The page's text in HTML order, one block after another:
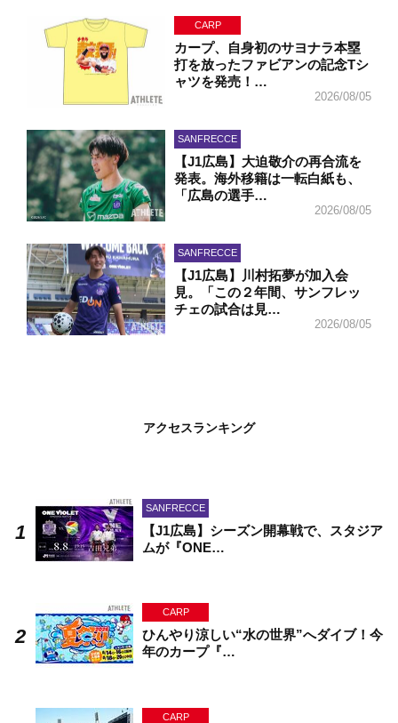
CARP
カープ、自身初のサヨナラ本塁
打を放ったファビアンの記念Tシ
ャツを発売！…
2026/08/05
SANFRECCE
【J1広島】大迫敬介の再合流を
発表。海外移籍は一転白紙も、
「広島の選手…
2026/08/05
SANFRECCE
【J1広島】川村拓夢が加入会
見。「この２年間、サンフレッ
チェの試合は見…
2026/08/05
アクセスランキング
SANFRECCE
【J1広島】シーズン開幕戦で、スタジア
ムが『ONE…
CARP
ひんやり涼しい“水の世界”へダイブ！今
年のカープ『…
CARP